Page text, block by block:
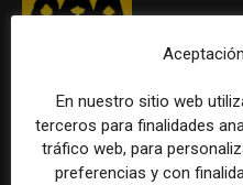
El doble
fraude
En nuestro sitio web
terceros para finalidades
tráfico web, para
preferencias y con